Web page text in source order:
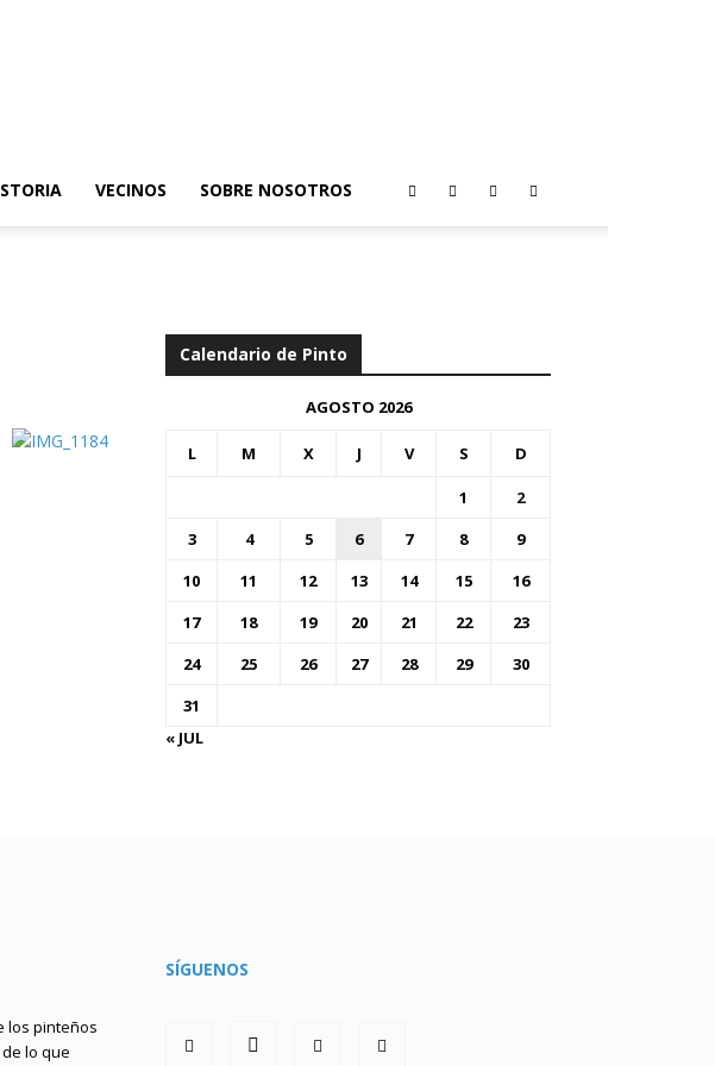
VECINOS SOBRE NOSOTROS
Calendario de Pinto
AGOSTO 2026
L M X J V S D
1
2
3
4 5 6 7 8
9
10
11 12 13 14 15
16
17
18 19 20 21 22
23
24
25 26 27 28 29
30
31
« JUL
los pinteños
lo que
SÍGUENOS